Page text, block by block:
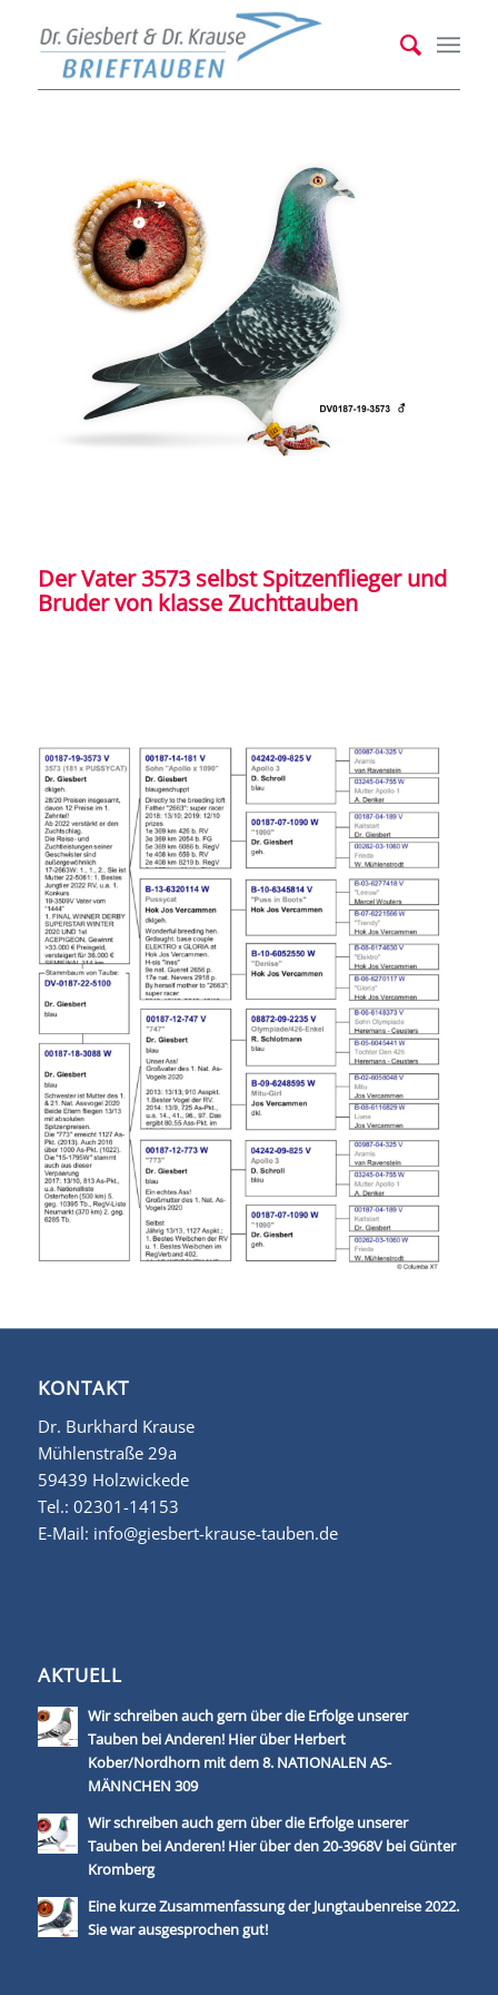
Der Vater 3573 selbst Spitzenflieger und
Bruder von klasse Zuchttauben
KONTAKT
Dr. Burkhard Krause
Mühlenstraße 29a
59439 Holzwickede
Tel.: 02301-14153
E-Mail: info@giesbert-krause-tauben.de
AKTUELL
Wir schreiben auch gern über die Erfolge unserer
Tauben bei Anderen! Hier über Herbert
Kober/Nordhorn mit dem 8. NATIONALEN AS-
MÄNNCHEN 309
Wir schreiben auch gern über die Erfolge unserer
Tauben bei Anderen! Hier über den 20-3968V bei Günter
Kromberg
Eine kurze Zusammenfassung der Jungtaubenreise 2022.
Sie war ausgesprochen gut!